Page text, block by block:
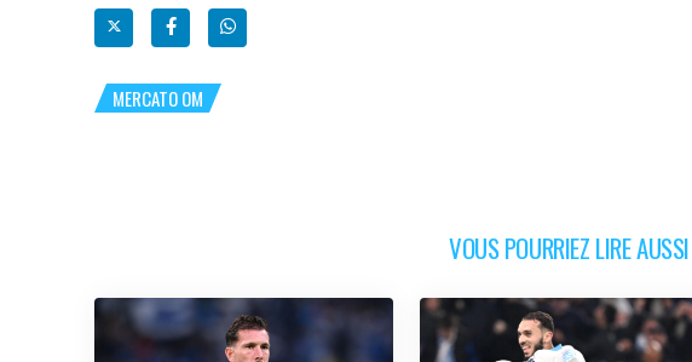
MERCATO OM
VOUS POURRIEZ LIRE AUSSI